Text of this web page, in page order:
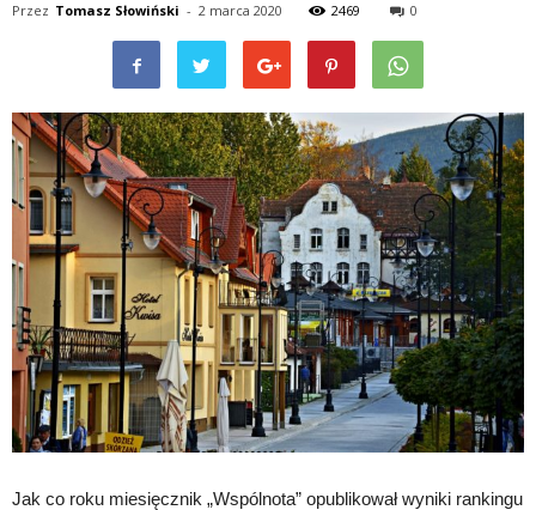
Przez Tomasz Słowiński - 2 marca 2020 2469 0
Jak co roku miesięcznik „Wspólnota” opublikował wyniki rankingu